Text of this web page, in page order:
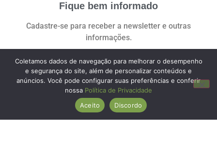
Fique bem informado
Cadastre-se para receber a newsletter e outras
informações.
Você pode revogar seu consentimento a qualquer momento clicando no
link:
REVOGAR CONSENTIMENTO
Coletamos dados de navegação para melhorar o desempenho
e segurança do site, além de personalizar conteúdos e
anúncios. Você pode configurar suas preferências e conferir
nossa Política de Privacidade
Aceito
Discordo